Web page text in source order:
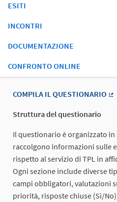
ESITI
INCONTRI
DOCUMENTAZIONE
CONFRONTO ONLINE
COMPILA IL QUESTIONARIO
Struttura del questionario
Il questionario è organizzato
raccolgono informazioni sulle
rispetto al servizio di TPL in
Ogni sezione include diverse
campi obbligatori, valutazioni
priorità, risposte chiuse (Sì/